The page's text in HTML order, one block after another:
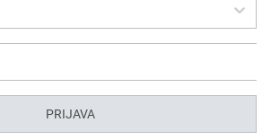
PRIJAVA